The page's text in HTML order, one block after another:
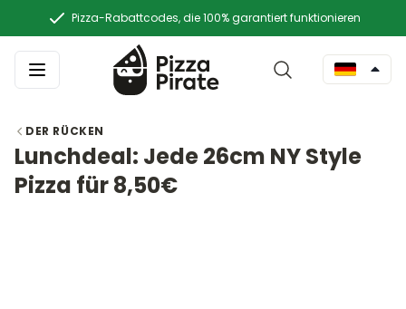
Pizza-Rabattcodes, die 100% garantiert funktionieren
DER RÜCKEN
Lunchdeal: Jede 26cm NY Style
Pizza für 8,50€